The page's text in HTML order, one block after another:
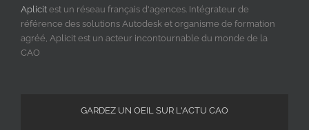
Aplicit est un réseau français d'agences. Intégrateur de
référence des solutions Autodesk et organisme de formation
agréé, Aplicit est un acteur incontournable du monde de la
CAO
GARDEZ UN OEIL SUR L'ACTU CAO